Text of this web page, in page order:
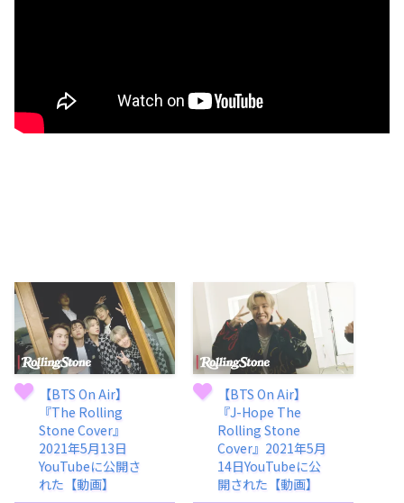
【BTS On Air】
『The Rolling
Stone Cover』
2021年5月13日
YouTubeに公開さ
れた【動画】
【BTS On Air】
『J-Hope The
Rolling Stone
Cover』2021年5月
14日YouTubeに公
開された【動画】